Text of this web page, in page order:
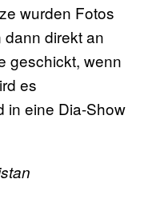
wurden Fotos
direkt an
geschickt, wenn
es
in eine Dia-Show